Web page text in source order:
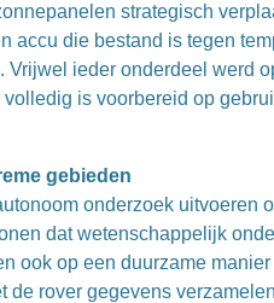
strategisch
accu die bestand is tegen
Vrijwel ieder onderdeel werd
is voorbereid op
gebieden
onderzoek uitvoeren
dat wetenschappelijk
ook op een duurzame manier
de rover gegevens